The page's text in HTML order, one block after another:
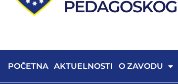
POČETNA AKTUELNOSTI O ZAVODU